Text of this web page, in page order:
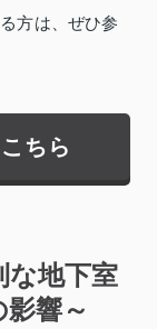
方は、ぜひ参
ちら
な地下室
響～